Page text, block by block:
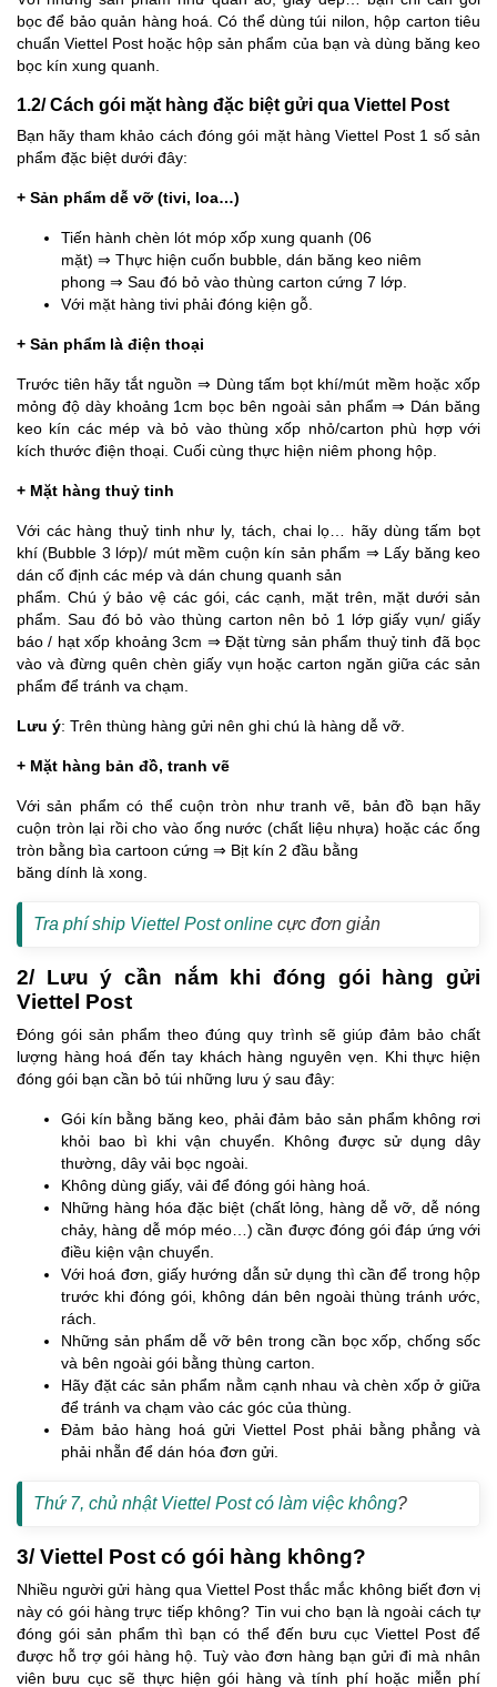
bọc để bảo quản hàng hoá. Có thể dùng túi nilon, hộp carton tiêu
chuẩn Viettel Post hoặc hộp sản phẩm của bạn và dùng băng keo
bọc kín xung quanh.
1.2/ Cách gói mặt hàng đặc biệt gửi qua Viettel Post
Bạn hãy tham khảo cách đóng gói mặt hàng Viettel Post 1 số sản
phẩm đặc biệt dưới đây:
+ Sản phẩm dễ vỡ (tivi, loa…)
Tiến hành chèn lót móp xốp xung quanh (06
mặt) ⇒ Thực hiện cuốn bubble, dán băng keo niêm
phong ⇒ Sau đó bỏ vào thùng carton cứng 7 lớp.
Với mặt hàng tivi phải đóng kiện gỗ.
+ Sản phẩm là điện thoại
Trước tiên hãy tắt nguồn ⇒ Dùng tấm bọt khí/mút mềm hoặc xốp
mỏng độ dày khoảng 1cm bọc bên ngoài sản phẩm ⇒ Dán băng
keo kín các mép và bỏ vào thùng xốp nhỏ/carton phù hợp với
kích thước điện thoại. Cuối cùng thực hiện niêm phong hộp.
+ Mặt hàng thuỷ tinh
Với các hàng thuỷ tinh như ly, tách, chai lọ… hãy dùng tấm bọt
khí (Bubble 3 lớp)/ mút mềm cuộn kín sản phẩm ⇒ Lấy băng keo
dán cố định các mép và dán chung quanh sản
phẩm. Chú ý bảo vệ các gói, các cạnh, mặt trên, mặt dưới sản
phẩm. Sau đó bỏ vào thùng carton nên bỏ 1 lớp giấy vụn/ giấy
báo / hạt xốp khoảng 3cm ⇒ Đặt từng sản phẩm thuỷ tinh đã bọc
vào và đừng quên chèn giấy vụn hoặc carton ngăn giữa các sản
phẩm để tránh va chạm.
Lưu ý: Trên thùng hàng gửi nên ghi chú là hàng dễ vỡ.
+ Mặt hàng bản đồ, tranh vẽ
Với sản phẩm có thể cuộn tròn như tranh vẽ, bản đồ bạn hãy
cuộn tròn lại rồi cho vào ống nước (chất liệu nhựa) hoặc các ống
tròn bằng bìa cartoon cứng ⇒ Bịt kín 2 đầu bằng
băng dính là xong.
Tra phí ship Viettel Post online cực đơn giản
2/ Lưu ý cần nắm khi đóng gói hàng gửi
Viettel Post
Đóng gói sản phẩm theo đúng quy trình sẽ giúp đảm bảo chất
lượng hàng hoá đến tay khách hàng nguyên vẹn. Khi thực hiện
đóng gói bạn cần bỏ túi những lưu ý sau đây:
Gói kín bằng băng keo, phải đảm bảo sản phẩm không rơi
khỏi bao bì khi vận chuyển. Không được sử dụng dây
thường, dây vải bọc ngoài.
Không dùng giấy, vải để đóng gói hàng hoá.
Những hàng hóa đặc biệt (chất lỏng, hàng dễ vỡ, dễ nóng
chảy, hàng dễ móp méo…) cần được đóng gói đáp ứng với
điều kiện vận chuyển.
Với hoá đơn, giấy hướng dẫn sử dụng thì cần để trong hộp
trước khi đóng gói, không dán bên ngoài thùng tránh ước,
rách.
Những sản phẩm dễ vỡ bên trong cần bọc xốp, chống sốc
và bên ngoài gói bằng thùng carton.
Hãy đặt các sản phẩm nằm cạnh nhau và chèn xốp ở giữa
để tránh va chạm vào các góc của thùng.
Đảm bảo hàng hoá gửi Viettel Post phải bằng phẳng và
phải nhẵn để dán hóa đơn gửi.
Thứ 7, chủ nhật Viettel Post có làm việc không?
3/ Viettel Post có gói hàng không?
Nhiều người gửi hàng qua Viettel Post thắc mắc không biết đơn vị
này có gói hàng trực tiếp không? Tin vui cho bạn là ngoài cách tự
đóng gói sản phẩm thì bạn có thể đến bưu cục Viettel Post để
được hỗ trợ gói hàng hộ. Tuỳ vào đơn hàng bạn gửi đi mà nhân
viên bưu cục sẽ thực hiện gói hàng và tính phí hoặc miễn phí